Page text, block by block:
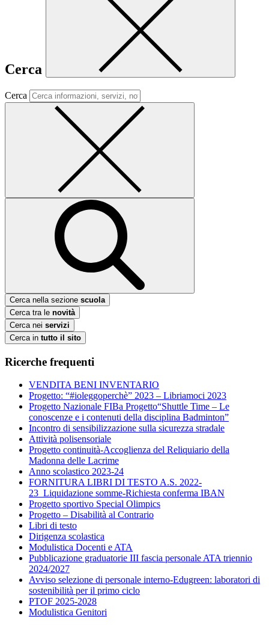
Cerca
Cerca
Cerca nella sezione scuola
Cerca tra le novità
Cerca nei servizi
Cerca in tutto il sito
Ricerche frequenti
VENDITA BENI INVENTARIO
Progetto: “#ioleggoperchè” 2023 – Libriamoci 2023
Progetto Nazionale FIBa Progetto“Shuttle Time – Le
conoscenze e i contenuti della disciplina Badminton”
Incontro di sensibilizzazione sulla sicurezza stradale
Attività polisensoriale
Progetto continuità-Accoglienza del Reliquiario della
Madonna delle Lacrime
Anno scolastico 2023-24
FORNITURA LIBRI DI TESTO A.S. 2022-
23_Liquidazione somme-Richiesta conferma IBAN
Progetto sportivo Special Olimpics
Progetto – Disabilità al Contrario
Libri di testo
Dirigenza scolastica
Modulistica Docenti e ATA
Pubblicazione graduatorie III fascia personale ATA triennio
2024/2027
Avviso selezione di personale interno-Edugreen: laboratori di
sostenibilità per il primo ciclo
PTOF 2025-2028
Modulistica Genitori